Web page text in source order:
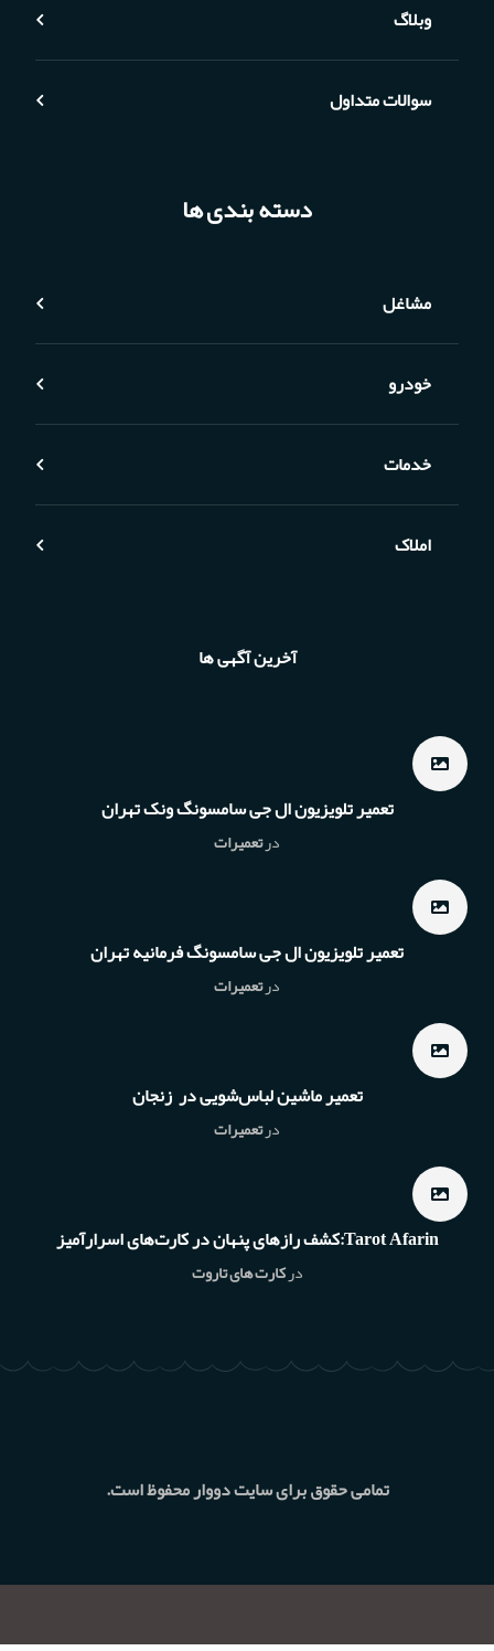
وبلاگ
سوالات متداول
دسته بندی ها
مشاغل
خودرو
خدمات
املاک
آخرین آگهی ها
تعمیر تلویزیون ال جی سامسونگ ونک تهران
درتعمیرات
تعمیر تلویزیون ال جی سامسونگ فرمانیه تهران
درتعمیرات
تعمیر ماشین لباس‌شویی در زنجان
درتعمیرات
Tarot Afarin:کشف رازهای پنهان در کارت‌های اسرارآمیز
درکارت های تاروت
تمامی حقوق برای سایت دووار محفوظ است.